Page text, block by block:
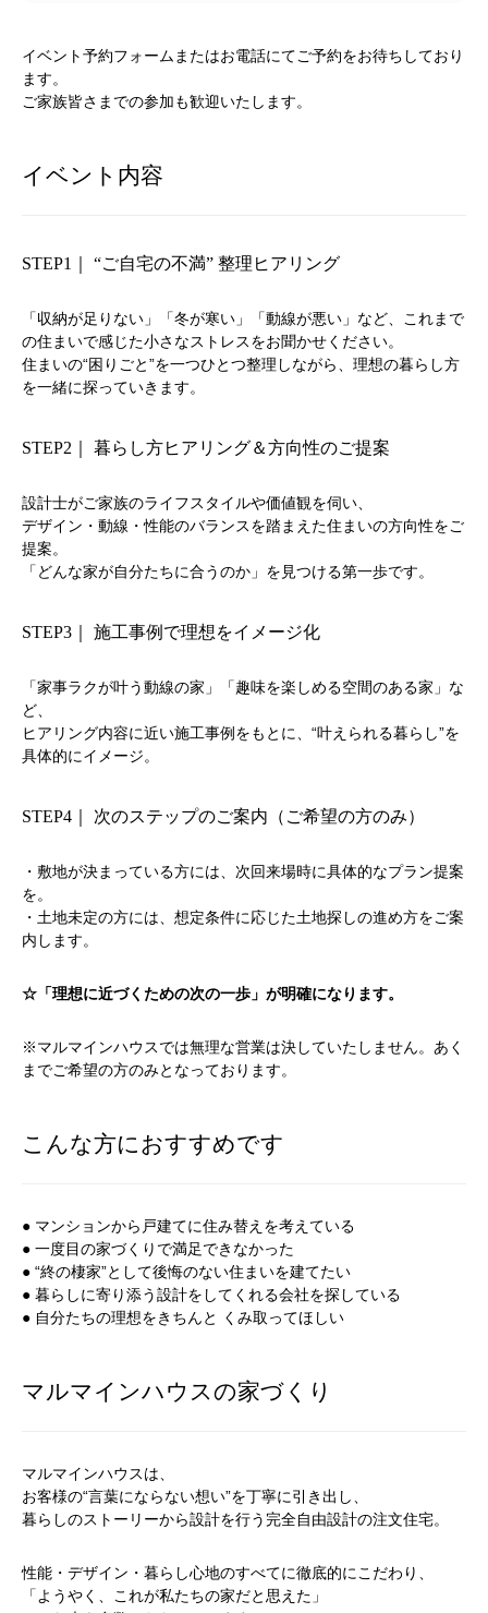
イベント予約フォームまたはお電話にてご予約をお待ちしており
ます。
ご家族皆さまでの参加も歓迎いたします。
イベント内容
STEP1｜ “ご自宅の不満” 整理ヒアリング
「収納が足りない」「冬が寒い」「動線が悪い」など、 これまで
の住まいで感じた小さなストレスをお聞かせください。
住まいの“困りごと”を一つひとつ整理しながら、 理想の暮らし方
を一緒に探っていきます。
STEP2｜ 暮らし方ヒアリング＆方向性のご提案
設計士がご家族のライフスタイルや価値観を伺い、
デザイン・動線・性能のバランスを踏まえた住まいの方向性をご
提案。
「どんな家が自分たちに合うのか」を見つける第一歩です。
STEP3｜ 施工事例で理想をイメージ化
「家事ラクが叶う動線の家」「趣味を楽しめる空間のある家」な
ど、
ヒアリング内容に近い施工事例をもとに、“叶えられる暮らし”を
具体的にイメージ。
STEP4｜ 次のステップのご案内（ご希望の方のみ）
・敷地が決まっている方には、次回来場時に具体的なプラン提案
を。
・土地未定の方には、想定条件に応じた土地探しの進め方をご案
内します。
☆「理想に近づくための次の一歩」が明確になります。
※マルマインハウスでは無理な営業は決していたしません。あく
までご希望の方のみとなっております。
こんな方におすすめです
● マンションから戸建てに住み替えを考えている
● 一度目の家づくりで満足できなかった
● “終の棲家”として後悔のない住まいを建てたい
● 暮らしに寄り添う設計をしてくれる会社を探している
● 自分たちの理想をきちんと くみ取ってほしい
マルマインハウスの家づくり
マルマインハウスは、
お客様の“言葉にならない想い”を丁寧に引き出し、
暮らしのストーリーから設計を行う完全自由設計の注文住宅。
性能・デザイン・暮らし心地のすべてに徹底的にこだわり、
「ようやく、これが私たちの家だと思えた」